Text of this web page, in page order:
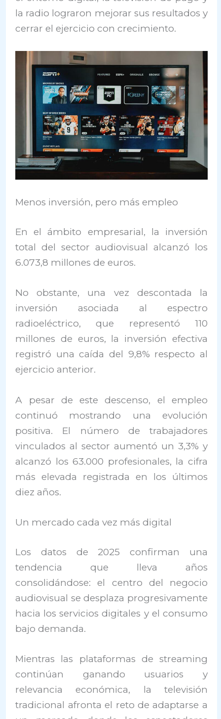
la radio lograron mejorar sus resultados y
cerrar el ejercicio con crecimiento.
Menos inversión, pero más empleo
En el ámbito empresarial, la inversión
total del sector audiovisual alcanzó los
6.073,8 millones de euros.
No obstante, una vez descontada la
inversión asociada al espectro
radioeléctrico, que representó 110
millones de euros, la inversión efectiva
registró una caída del 9,8% respecto al
ejercicio anterior.
A pesar de este descenso, el empleo
continuó mostrando una evolución
positiva. El número de trabajadores
vinculados al sector aumentó un 3,3% y
alcanzó los 63.000 profesionales, la cifra
más elevada registrada en los últimos
diez años.
Un mercado cada vez más digital
Los datos de 2025 confirman una
tendencia que lleva años
consolidándose: el centro del negocio
audiovisual se desplaza progresivamente
hacia los servicios digitales y el consumo
bajo demanda.
Mientras las plataformas de streaming
continúan ganando usuarios y
relevancia económica, la televisión
tradicional afronta el reto de adaptarse a